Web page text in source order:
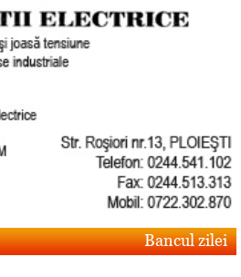
Bancul zilei